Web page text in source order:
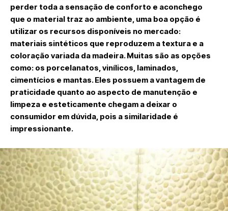
perder toda a sensação de conforto e aconchego
que o material traz ao ambiente, uma boa opção é
utilizar os recursos disponíveis no mercado:
materiais sintéticos que reproduzem a textura e a
coloração variada da madeira. Muitas são as opções
como: os porcelanatos, vinílicos, laminados,
cimentícios e mantas. Eles possuem a vantagem de
praticidade quanto ao aspecto de manutenção e
limpeza e esteticamente chegam a deixar o
consumidor em dúvida, pois a similaridade é
impressionante.